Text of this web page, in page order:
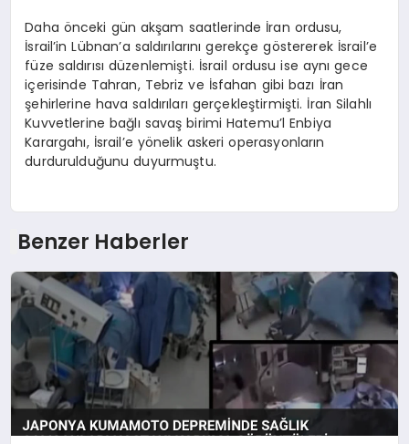
Daha önceki gün akşam saatlerinde İran ordusu,
İsrail’in Lübnan’a saldırılarını gerekçe göstererek İsrail’e
füze saldırısı düzenlemişti. İsrail ordusu ise aynı gece
içerisinde Tahran, Tebriz ve İsfahan gibi bazı İran
şehirlerine hava saldırıları gerçekleştirmişti. İran Silahlı
Kuvvetlerine bağlı savaş birimi Hatemu’l Enbiya
Karargahı, İsrail’e yönelik askeri operasyonların
durdurulduğunu duyurmuştu.
Benzer Haberler